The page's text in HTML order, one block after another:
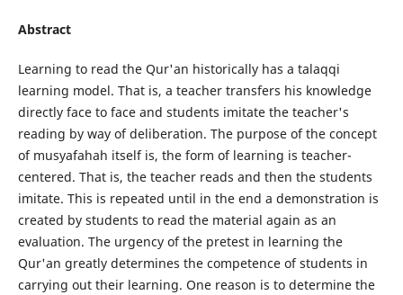
Abstract
Learning to read the Qur'an historically has a talaqqi
learning model. That is, a teacher transfers his knowledge
directly face to face and students imitate the teacher's
reading by way of deliberation. The purpose of the concept
of musyafahah itself is, the form of learning is teacher-
centered. That is, the teacher reads and then the students
imitate. This is repeated until in the end a demonstration is
created by students to read the material again as an
evaluation. The urgency of the pretest in learning the
Qur'an greatly determines the competence of students in
carrying out their learning. One reason is to determine the